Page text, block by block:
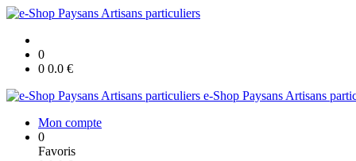
0
0 0.0 €
e-Shop Paysans Artisans
Mon compte
0
Favoris